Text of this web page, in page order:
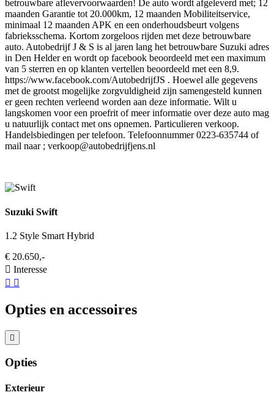
betrouwbare aflevervoorwaarden! De auto wordt afgeleverd met; 12
maanden Garantie tot 20.000km, 12 maanden Mobiliteitservice,
minimaal 12 maanden APK en een onderhoudsbeurt volgens
fabrieksschema. Kortom zorgeloos rijden met deze betrouwbare
auto. Autobedrijf J & S is al jaren lang het betrouwbare Suzuki adres
in Den Helder en wordt op facebook beoordeeld met een maximum
van 5 sterren en op klanten vertellen beoordeeld met een 8,9.
https://www.facebook.com/AutobedrijfJS . Hoewel alle gegevens
met de grootst mogelijke zorgvuldigheid zijn samengesteld kunnen
er geen rechten verleend worden aan deze informatie. Wilt u
langskomen voor een proefrit of meer informatie over deze auto mag
u natuurlijk contact met ons opnemen. Particulieren verkoop.
Handelsbiedingen per telefoon. Telefoonnummer 0223-635744 of
mail naar ; verkoop@autobedrijfjens.nl
Suzuki Swift
1.2 Style Smart Hybrid
€ 20.650,-
Interesse
Opties en accessoires
Opties
Exterieur